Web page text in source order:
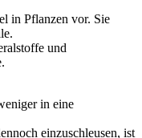
in Pflanzen vor. Sie
und
in eine
einzuschleusen, ist